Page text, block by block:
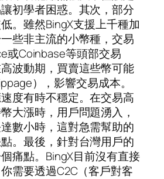
初學者困惑。其次，部分
。雖然BingX支援上千種加
些非主流的小幣種，交易
或Coinbase等頭部交易
波動期，買賣這些幣可能
），影響交易成本。
度有時不穩定。在交易高
大漲時，用戶問題湧入，
數小時，這對急需幫助的
。最後，針對台灣用戶的
痛點。BingX目前沒有直接
需要透過C2C（客戶對客